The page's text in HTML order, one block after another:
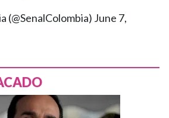
(@SenalColombia) June 7,